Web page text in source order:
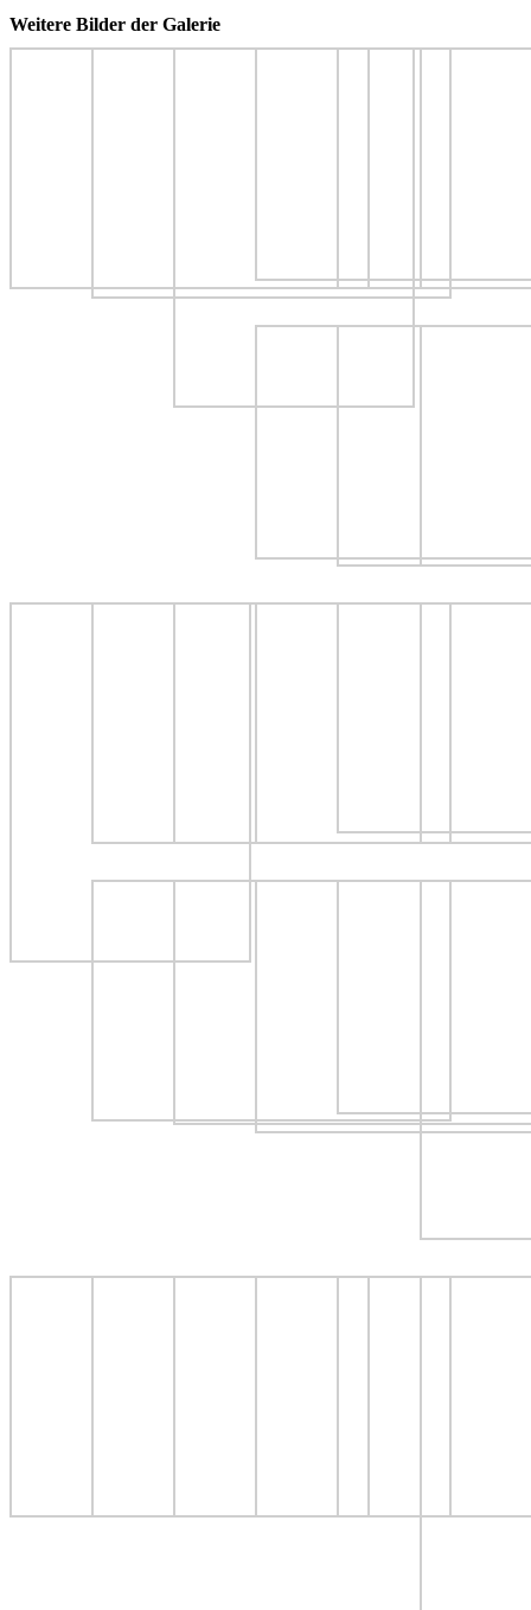
Weitere Bilder der Galerie